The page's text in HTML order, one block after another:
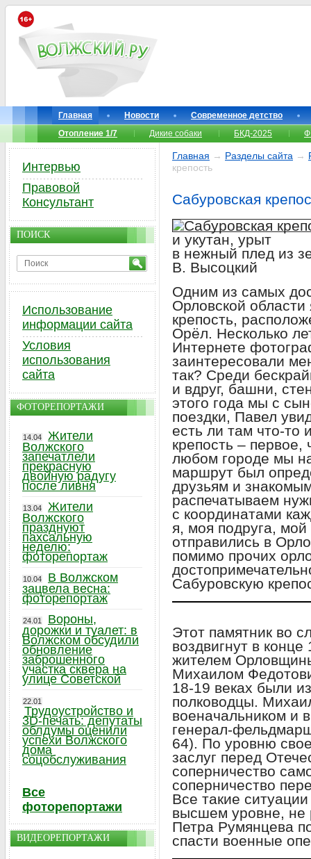
Главная Новости
Современное детство
Отопление 1/7
Дикие собаки БКД-2025
Главная → Разделы сайта →
крепость
Сабуровская
и укутан, урыт
в нежный плед из
В. Высоцкий
Одним из самых
Орловской области
крепость,
Орёл. Несколько
Интернете
заинтересовали
так? Среди
и вдруг, башни,
этого года мы с
поездки, Павел
есть ли там что-то
крепость – первое,
любом городе мы
маршрут был
друзьям и
распечатываем
с координатами
я, моя подруга,
отправились в
помимо прочих
Сабуровскую
Этот памятник во
воздвигнут в
жителем
Михаилом
18-19 веках были
полководцы.
военачальником и
генерал-
64). По уровню
заслуг перед
соперничество
соперничество
Все такие
высшем уровне, не
Петра Румянцева
спасти военные
Интервью
Правовой
Консультант
ПОИСК
Использование
информации сайта
Условия
использования
сайта
ФОТОРЕПОРТАЖИ
14.04
Жители
Волжского
запечатлели
прекрасную
двойную радугу
после ливня
13.04
Жители
Волжского
празднуют
пахсальную
неделю:
фоторепортаж
10.04
В Волжском
зацвела весна:
фоторепортаж
24.01
Вороны,
дорожки и туалет: в
Волжском обсудили
обновление
заброшенного
участка сквера на
улице Советской
22.01
Трудоустройство и
3D-печать: депутаты
облдумы оценили
успехи Волжского
дома
соцобслуживания
Все
фоторепортажи
ВИДЕОРЕПОРТАЖИ